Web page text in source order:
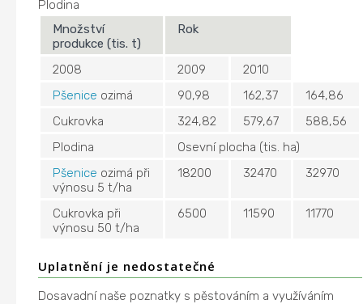
Plodina
Množství
produkce (tis. t)
Rok
2008 2009
2010
Pšenice ozimá 90,98 162,37
164,86
Cukrovka
324,82 579,67
588,56
Plodina
Osevní plocha (tis. ha)
Pšenice ozimá při
výnosu 5 t/ha
18200 32470 32970
Cukrovka při
výnosu 50 t/ha
6500 11590 11770
Uplatnění je nedostatečné
Dosavadní naše poznatky s pěstováním a využíváním